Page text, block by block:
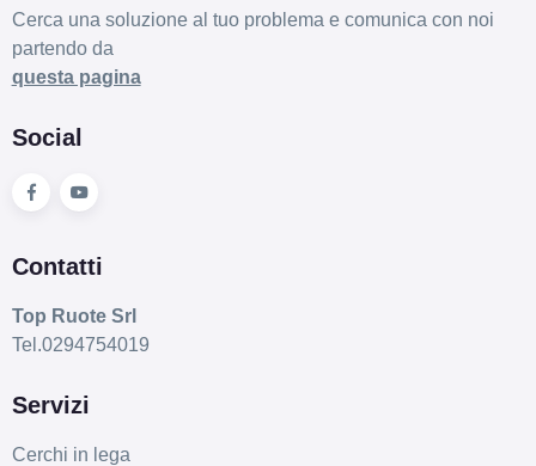
Cerca una soluzione al tuo problema e comunica con noi
partendo da
questa pagina
Social
Contatti
Top Ruote Srl
Tel.0294754019
Servizi
Cerchi in lega